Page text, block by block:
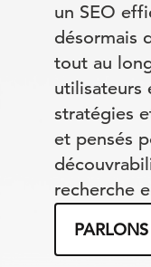
un SEO
désormais
tout au
utilisateurs
stratégies
et pensés
recherche